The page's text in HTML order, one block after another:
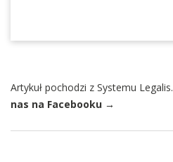
Artykuł pochodzi z Systemu Legalis.
nas na Facebooku →